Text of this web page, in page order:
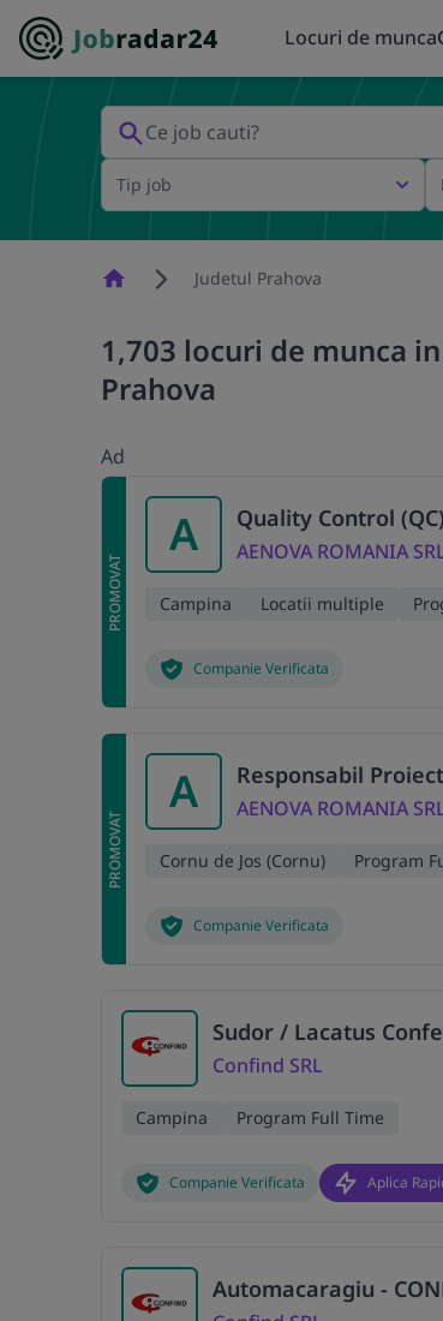
Locuri de munca
Tip job
HomepageJudetul Prahova
1,703 locuri de munca
Prahova
Ad
PROMOVAT
A Quality Control
AENOVA ROMANIA
Campina Locatii multiple
Companie Verificata
PROMOVAT
A Responsabil
AENOVA ROMANIA
Cornu de Jos (Cornu) Program
Companie Verificata
Sudor / Lacatus
Confind SRL
Campina Program Full Time
Companie Verificata Aplica
Automacaragiu -